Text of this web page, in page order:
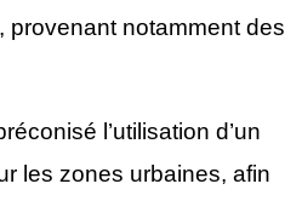
provenant notamment des
l’utilisation d’un
les zones urbaines, afin